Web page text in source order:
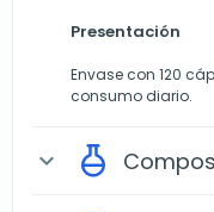
Presentación
Envase con 120
consumo diario.
expand_more